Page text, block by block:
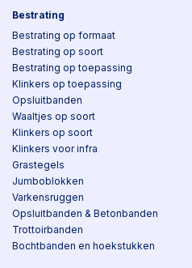
Bestrating
Bestrating op formaat
Bestrating op soort
Bestrating op toepassing
Klinkers op toepassing
Opsluitbanden
Waaltjes op soort
Klinkers op soort
Klinkers voor infra
Grastegels
Jumboblokken
Varkensruggen
Opsluitbanden & Betonbanden
Trottoirbanden
Bochtbanden en hoekstukken